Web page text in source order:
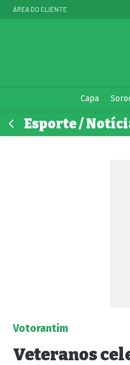
ÁREA DO CLIENTE
Capa
Esporte /
Votorantim
Veteranos